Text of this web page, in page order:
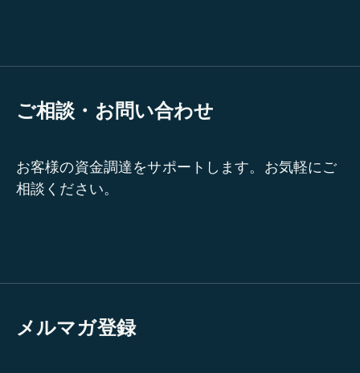
ご相談・お問い合わせ
お客様の資金調達をサポートします。お気軽にご
相談ください。
メルマガ登録